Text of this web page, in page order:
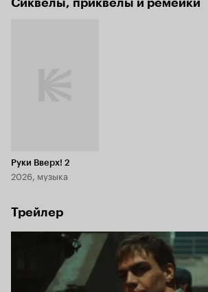
Руки Вверх! 2
2026, музыка
Трейлер